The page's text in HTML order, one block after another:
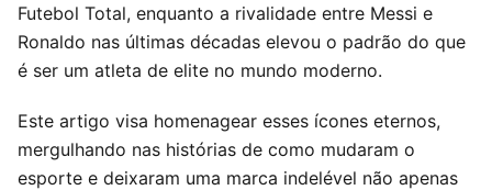
Futebol Total, enquanto a rivalidade entre Messi e
Ronaldo nas últimas décadas elevou o padrão do que
é ser um atleta de elite no mundo moderno.
Este artigo visa homenagear esses ícones eternos,
mergulhando nas histórias de como mudaram o
esporte e deixaram uma marca indelével não apenas